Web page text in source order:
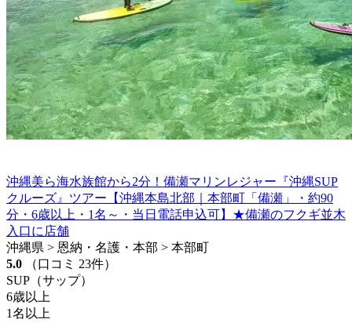
沖縄美ら海水族館から2分！備瀬マリンレジャー『沖縄SUP
クルーズ』ツアー【沖縄本島北部｜本部町「備瀬」・約90
分・6歳以上・1名～・当日電話申込可】★備瀬のフクギ並木
入口に店舗
沖縄県 > 恩納・名護・本部 > 本部町
5.0
（口コミ 23件）
SUP（サップ）
6歳以上
1名以上